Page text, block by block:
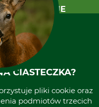
Katalogi Grube
Twoje konto
Ustawienia plików cookie
INFORMACJE
Koszty dostawy
Zwroty
Reklamacje
Regulamin sklepu
Odstąpienie od
METODY PŁATNOŚCI
PayU
Za pobraniem (z dopłatą)
O GRUBE
Kontakt
CIASTECZKA?
pliki cookie oraz
podmiotów trzecich